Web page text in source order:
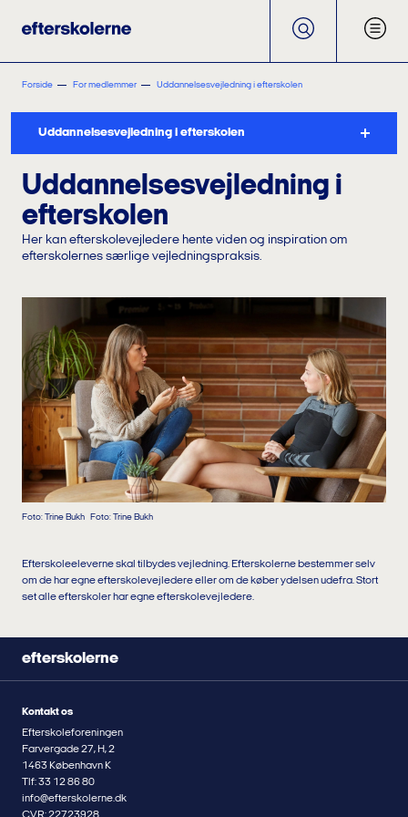
Forside For medlemmer Uddannelsesvejledning i efterskolen
Uddannelsesvejledning i efterskolen
Uddannelsesvejledning i
efterskolen
Her kan efterskolevejledere hente viden og inspiration om
efterskolernes særlige vejledningspraksis.
Foto: Trine Bukh Foto: Trine Bukh
Efterskoleeleverne skal tilbydes vejledning. Efterskolerne bestemmer selv
om de har egne efterskolevejledere eller om de køber ydelsen udefra. Stort
set alle efterskoler har egne efterskolevejledere.
efterskolerne
Kontakt os
Efterskoleforeningen
Farvergade 27, H, 2
1463 København K
Tlf: 33 12 86 80
info@efterskolerne.dk